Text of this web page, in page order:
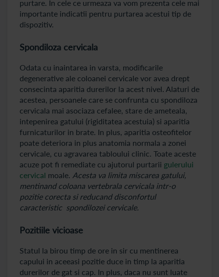
purtare. In cele ce urmeaza va vom prezenta cele mai
importante indicatii pentru purtarea acestui tip de
dispozitiv.
Spondiloza cervicala
Odata cu inaintarea in varsta, modificarile
degenerative ale coloanei cervicale vor avea drept
consecinta aparitia durerilor la acest nivel. Alaturi de
acestea, persoanele care se confrunta cu spondiloza
cervicala mai asociaza cefalee, stare de ameteala,
intepenirea gatului (rigiditatea acestuia) si aparitia
furnicaturilor in brate. In plus, aparitia osteofitelor
poate deteriora in plus anatomia normala a zonei
cervicale, cu agravarea tabloului clinic. Toate aceste
acuze pot fi remediate cu ajutorul purtarii gulerului
cervical moale. Acesta va limita miscarea gatului,
mentinand coloana vertebrala cervicala intr-o
pozitie corecta si reducand disconfortul
caracteristic spondilozei cervicale.
Pozitiile vicioase
Statul la birou timp de ore in sir cu mentinerea
capului in aceeasi pozitie duce in timp la aparitia
durerilor de gat si cap. In plus, daca nu sunt luate